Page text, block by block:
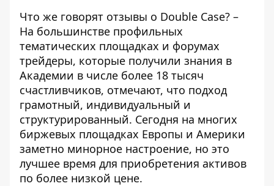
Что же говорят отзывы о Double Case? –
На большинстве профильных
тематических площадках и форумах
трейдеры, которые получили знания в
Академии в числе более 18 тысяч
счастливчиков, отмечают, что подход
грамотный, индивидуальный и
структурированный. Сегодня на многих
биржевых площадках Европы и Америки
заметно минорное настроение, но это
лучшее время для приобретения активов
по более низкой цене.